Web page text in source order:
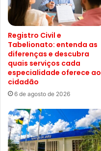
Registro Civil e
Tabelionato: entenda as
diferenças e descubra
quais serviços cada
especialidade oferece ao
cidadão
6 de agosto de 2026